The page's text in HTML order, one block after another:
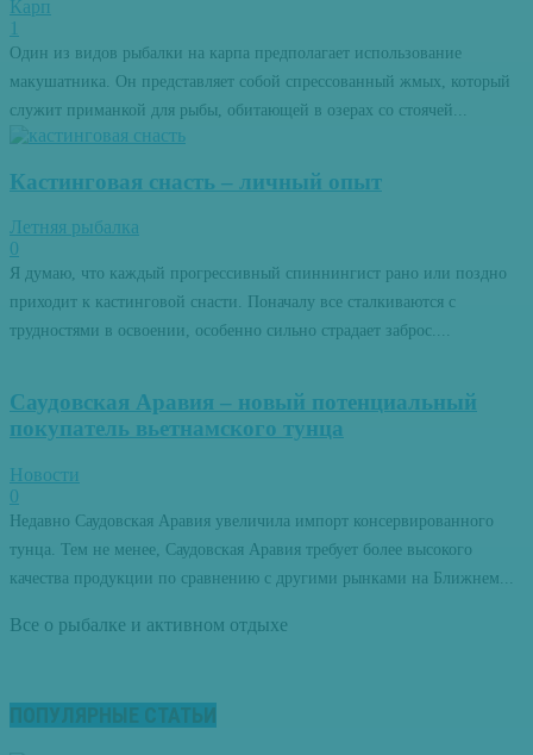
Карп
1
Один из видов рыбалки на карпа предполагает использование
макушатника. Он представляет собой спрессованный жмых, который
служит приманкой для рыбы, обитающей в озерах со стоячей...
Кастинговая снасть – личный опыт
Летняя рыбалка
0
Я думаю, что каждый прогрессивный спиннингист рано или поздно
приходит к кастинговой снасти. Поначалу все сталкиваются с
трудностями в освоении, особенно сильно страдает заброс....
Саудовская Аравия – новый потенциальный
покупатель вьетнамского тунца
Новости
0
Недавно Саудовская Аравия увеличила импорт консервированного
тунца. Тем не менее, Саудовская Аравия требует более высокого
качества продукции по сравнению с другими рынками на Ближнем...
Все о рыбалке и активном отдыхе
ПОПУЛЯРНЫЕ СТАТЬИ